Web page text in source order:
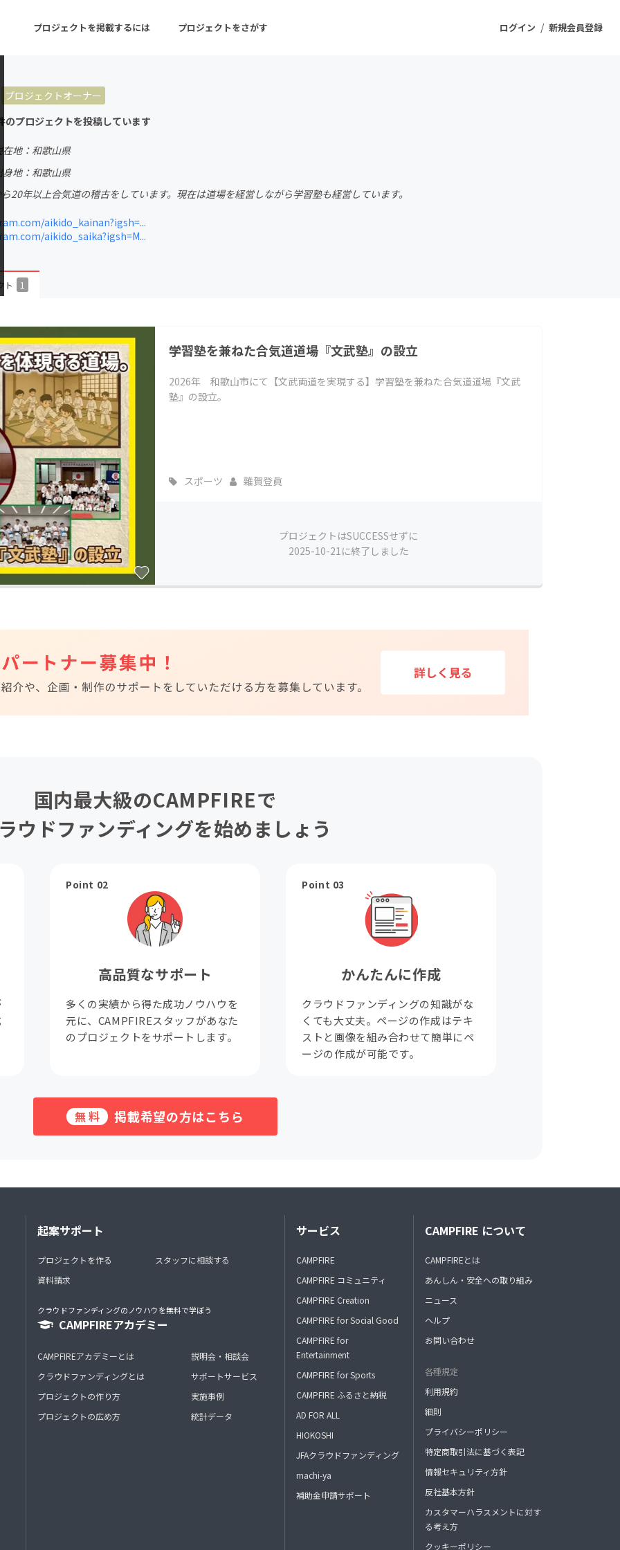
ログイン / 新規会員登録
プロジェクトを掲載するには プロジェクトをさがす
ーン 注目の新着プロジェクト
音楽
ゲーム・サービス開発
フード・飲食店
ファッション
書籍・雑誌出版
CAMPFIRE for Social Good
CAMPFIREふるさと納税
machi-ya コミュニティ
プロジェクトオーナー
のプロジェクトを投稿しています
在地：和歌山県
身地：和歌山県
20年以上合気道の稽古をしています。現在は道場を経営しながら学習塾も経営しています。
aikido_kainan?igsh=...
aikido_saika?igsh=M...
ト 1
学習塾を兼ねた合気道道場『文武塾』の設立
2026年 和歌山市にて【文武両道を実現する】学習塾を兼ねた合気道道場『文武
塾』の設立。
スポーツ 雜賀登眞
プロジェクトはSUCCESSせずに
2025-10-21に終了しました
国内最大級のCAMPFIREで
ウドファンディングを始めましょう
Point 02
高品質なサポート
多くの実績から得た成功ノウハウを
元に、CAMPFIREスタッフがあなた
のプロジェクトをサポートします。
Point 03
かんたんに作成
クラウドファンディングの知識がな
くても大丈夫。ページの作成はテキ
ストと画像を組み合わせて簡単にペ
ージの作成が可能です。
無料 掲載希望の方はこちら
起案サポート
プロジェクトを作る
資料請求
スタッフに相談する
クラウドファンディングのノウハウを無料で学ぼう
CAMPFIREアカデミー
CAMPFIREアカデミーとは
クラウドファンディングとは
プロジェクトの作り方
プロジェクトの広め方
説明会・相談会
サポートサービス
実施事例
統計データ
サービス
CAMPFIRE
CAMPFIRE コミュニティ
CAMPFIRE Creation
CAMPFIRE for Social Good
CAMPFIRE for
Entertainment
CAMPFIRE for Sports
CAMPFIRE ふるさと納税
AD FOR ALL
HIOKOSHI
JFAクラウドファンディング
machi-ya
補助金申請サポート
CAMPFIRE について
CAMPFIREとは
あんしん・安全への取り組み
ニュース
ヘルプ
お問い合わせ
各種規定
利用規約
細則
プライバシーポリシー
特定商取引法に基づく表記
情報セキュリティ方針
反社基本方針
カスタマーハラスメントに対す
る考え方
クッキーポリシー